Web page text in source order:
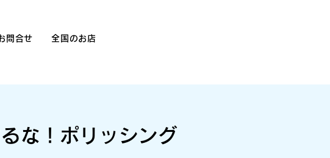
問合せ 全国のお店
な！ポリッシング